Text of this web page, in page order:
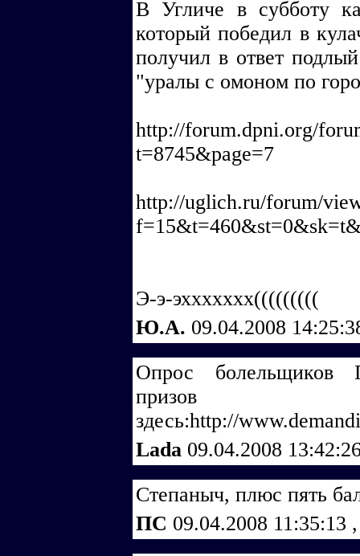
В Угличе в субботу
который победил в
получил в ответ
"уралы с омоном по
http://forum.dpni.org/
t=8745&page=7
http://uglich.ru/forum/
Э-э-эххххххх(((((((((
Ю.А. 09.04.2008
Опрос болельщиков
призов
здесь:http://
Lada 09.04.2008
Степаныч, плюс пять
ПС 09.04.2008 11:35:13 ,